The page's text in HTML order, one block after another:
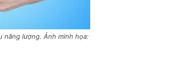
năng lượng. Ảnh minh họa: